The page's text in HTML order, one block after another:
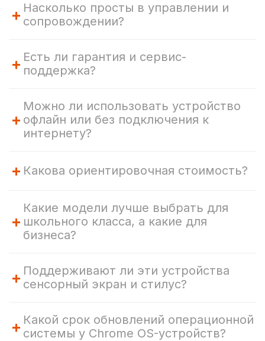
Насколько просты в управлении и
сопровождении?
+
Есть ли гарантия и сервис-
поддержка?
+
Можно ли использовать устройство
офлайн или без подключения к
интернету?
+
Какова ориентировочная стоимость?
+
Какие модели лучше выбрать для
школьного класса, а какие для
бизнеса?
+
Поддерживают ли эти устройства
сенсорный экран и стилус?
+
Какой срок обновлений операционной
системы у Chrome OS-устройств?
+